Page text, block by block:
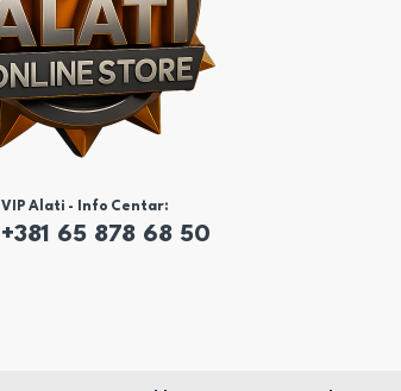
VIP Alati - Info Centar:
+381 65 878 68 50